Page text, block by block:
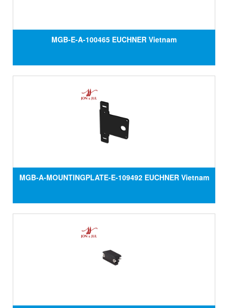
MGB-E-A-100465 EUCHNER Vietnam
MGB-A-MOUNTINGPLATE-E-109492 EUCHNER Vietnam